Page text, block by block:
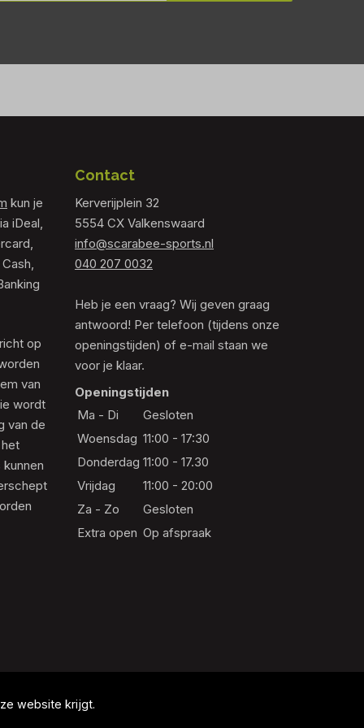
kun je
iDeal,
op
worden
van
wordt
van de
Contact
Kerverijplein 32
5554 CX Valkenswaard
info@scarabee-sports.nl
040 207 0032
Heb je een vraag? Wij geven graag
antwoord! Per telefoon (tijdens onze
openingstijden) of e-mail staan we
voor je klaar.
Openingstijden
Ma - Di
Gesloten
Woensdag 11:00 - 17:30
Donderdag 11:00 - 17.30
Vrijdag
11:00 - 20:00
Za - Zo
Gesloten
Extra open Op afspraak
website krijgt.